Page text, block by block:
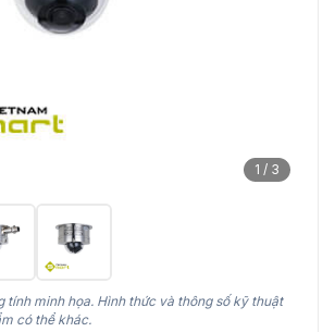
1 / 3
tính minh họa. Hình thức và thông số kỹ thuật
có thể khác.